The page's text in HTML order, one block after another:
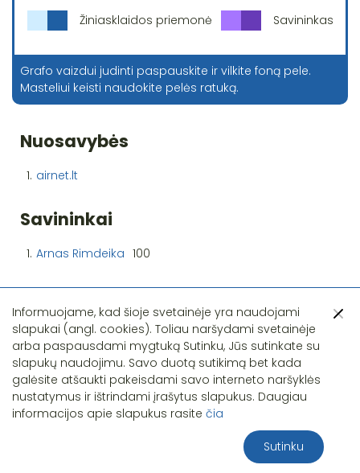
Žiniasklaidos priemonė Savininkas
Grafo vaizdui judinti paspauskite ir vilkite foną pele.
Masteliui keisti naudokite pelės ratuką.
Nuosavybės
1. airnet.lt
Savininkai
1. Arnas Rimdeika 100
Pastebėjote klaidą?
Informuojame, kad šioje svetainėje yra naudojami
slapukai (angl. cookies). Toliau naršydami svetainėje
arba paspausdami mygtuką Sutinku, Jūs sutinkate su
slapukų naudojimu. Savo duotą sutikimą bet kada
galėsite atšaukti pakeisdami savo interneto naršyklės
nustatymus ir ištrindami įrašytus slapukus. Daugiau
informacijos apie slapukus rasite čia
Sutinku